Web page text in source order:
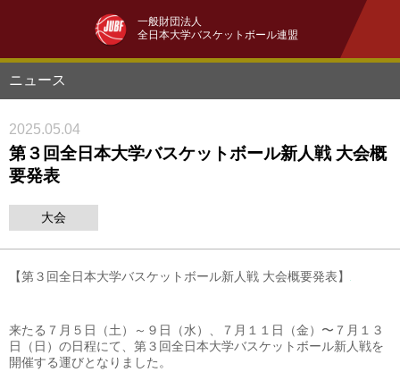
一般財団法人
全日本大学バスケットボール連盟
ニュース
2025.05.04
第３回全日本大学バスケットボール新人戦 大会概
要発表
大会
【第３回全日本大学バスケットボール新人戦 大会概要発表】
来たる７月５日（土）～９日（水）、７月１１日（金）〜７月１３
日（日）の日程にて、第３回全日本大学バスケットボール新人戦を
開催する運びとなりました。